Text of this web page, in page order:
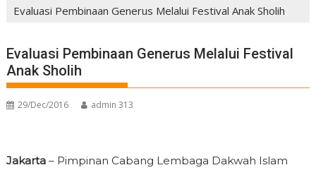
Evaluasi Pembinaan Generus Melalui Festival Anak Sholih
Evaluasi Pembinaan Generus Melalui Festival
Anak Sholih
29/Dec/2016 admin 313
Jakarta – Pimpinan Cabang Lembaga Dakwah Islam